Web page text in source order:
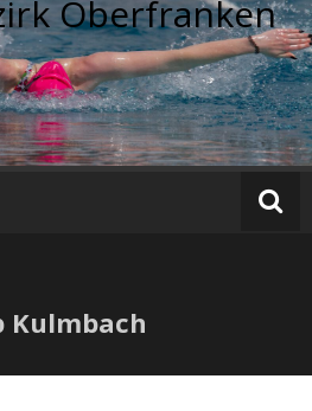
Oberfranken
Kulmbach